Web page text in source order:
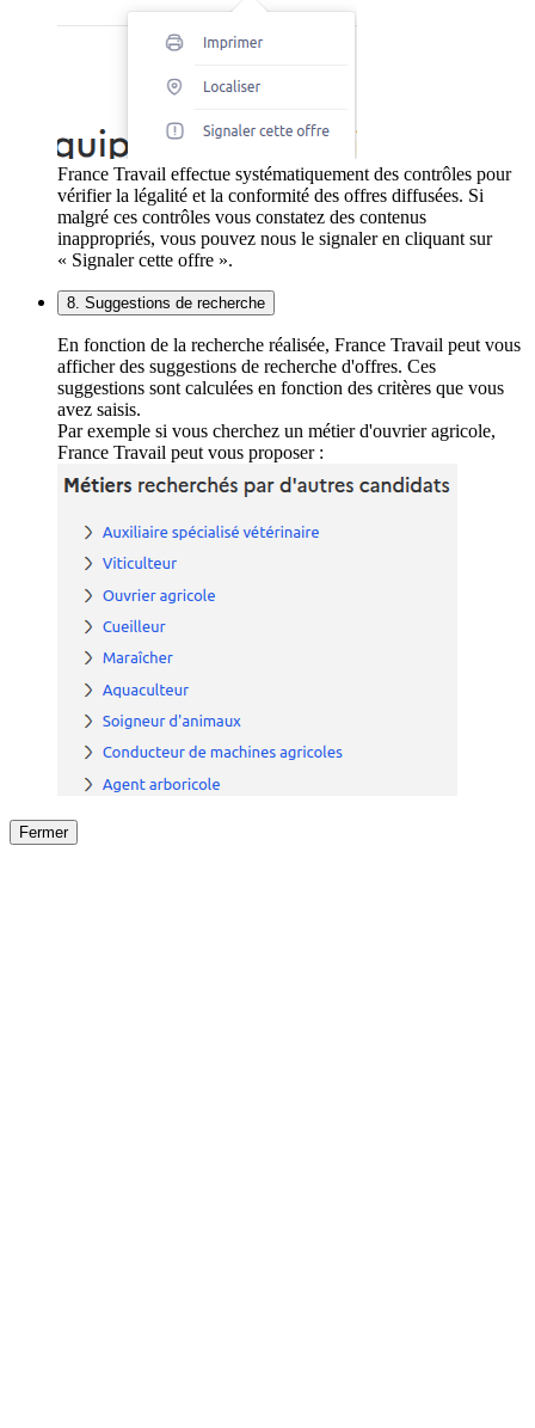
France Travail effectue systématiquement des contrôles pour
vérifier la légalité et la conformité des offres diffusées. Si
malgré ces contrôles vous constatez des contenus
inappropriés, vous pouvez nous le signaler en cliquant sur
« Signaler cette offre ».
8. Suggestions de recherche
En fonction de la recherche réalisée, France Travail peut vous
afficher des suggestions de recherche d'offres. Ces
suggestions sont calculées en fonction des critères que vous
avez saisis.
Par exemple si vous cherchez un métier d'ouvrier agricole,
France Travail peut vous proposer :
Fermer